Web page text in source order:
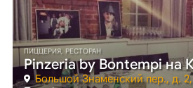
ПИЦЦЕРИЯ, РЕСТОРАН
Pinzeria by Bontempi на
Большой Знаменский пер., д.